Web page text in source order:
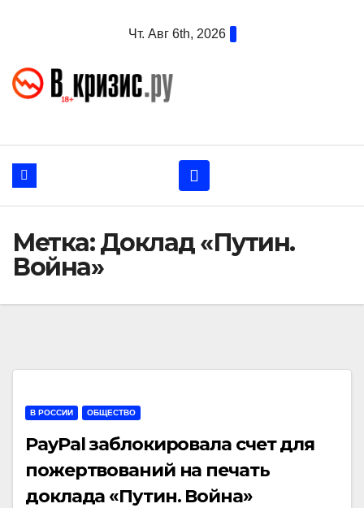
Чт. Авг 6th, 2026
Метка:Доклад «Путин.
Война»
В РОССИИ ОБЩЕСТВО
PayPal заблокировала счет для
пожертвований на печать
доклада «Путин. Война»